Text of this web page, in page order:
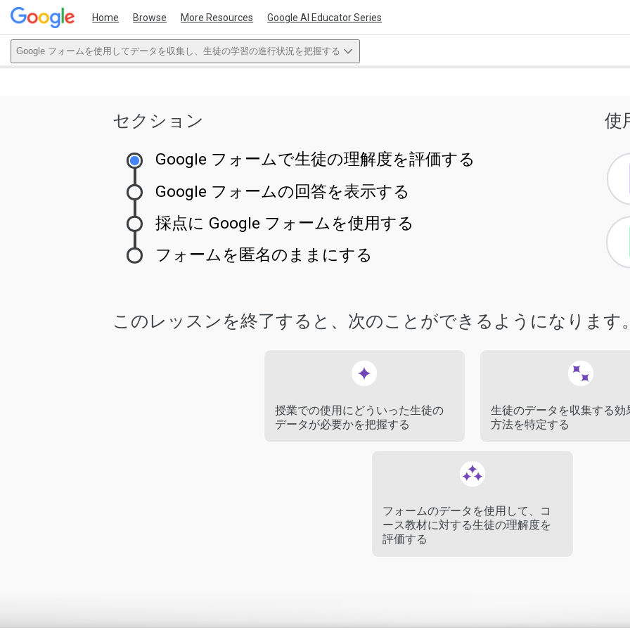
Home Browse More Resources Google AI Educator Series
Google フォームを使用してデータを収集し、生徒の学習の進行状況を把握する
セクション
Google フォームで生徒の理解度を評価する
採点に Google フォームを使用する
Google フォームの回答を表示する
フォームを匿名のままにする
使
このレッスンを終了すると、次のことができるようになります。
授業での使用にどういった生徒の
データが必要かを把握する
生徒のデータを収集する効
方法を特定する
フォームのデータを使用して、コ
ース教材に対する生徒の理解度を
評価する